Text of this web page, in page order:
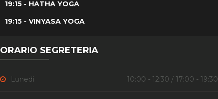
19:15 - HATHA YOGA
19:15 - VINYASA YOGA
ORARIO SEGRETERIA
Lunedi 10:00 - 12:30 / 17:00 - 19:30